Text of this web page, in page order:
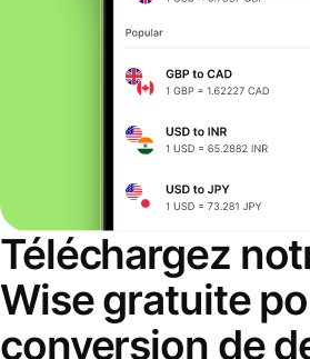
Téléchargez
Wise gratuite
conversion de